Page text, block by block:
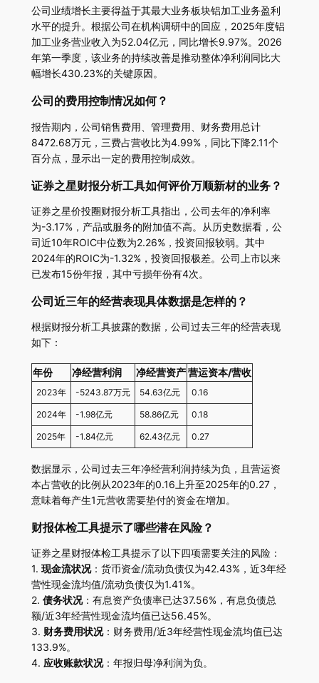
公司业绩增长主要得益于其最大业务板块铝加工业务盈利
水平的提升。根据公司在机构调研中的回应，2025年度铝
加工业务营业收入为52.04亿元，同比增长9.97%。2026
年第一季度，该业务的持续改善是推动整体净利润同比大
幅增长430.23%的关键原因。
公司的费用控制情况如何？
报告期内，公司销售费用、管理费用、财务费用总计
8472.68万元，三费占营收比为4.99%，同比下降2.11个
百分点，显示出一定的费用控制成效。
证券之星财报分析工具如何评价万顺新材的业务？
证券之星价投圈财报分析工具指出，公司去年的净利率
为-3.17%，产品或服务的附加值不高。从历史数据看，公
司近10年ROIC中位数为2.26%，投资回报较弱。其中
2024年的ROIC为-1.32%，投资回报极差。公司上市以来
已发布15份年报，其中亏损年份有4次。
公司近三年的经营表现具体数据是怎样的？
根据财报分析工具披露的数据，公司过去三年的经营表现
如下：
年份 净经营利润 净经营资产营运资本/营收
2023年 -5243.87万元 54.63亿元 0.16
2024年 -1.98亿元 58.86亿元 0.18
2025年 -1.84亿元 62.43亿元 0.27
数据显示，公司过去三年净经营利润持续为负，且营运资
本占营收的比例从2023年的0.16上升至2025年的0.27，
意味着每产生1元营收需要垫付的资金在增加。
财报体检工具提示了哪些潜在风险？
证券之星财报体检工具提示了以下四项需要关注的风险：
1. 现金流状况：货币资金/流动负债仅为42.43%，近3年经
营性现金流均值/流动负债仅为1.41%。
2. 债务状况：有息资产负债率已达37.56%，有息负债总
额/近3年经营性现金流均值已达56.45%。
3. 财务费用状况：财务费用/近3年经营性现金流均值已达
133.9%。
4. 应收账款状况：年报归母净利润为负。